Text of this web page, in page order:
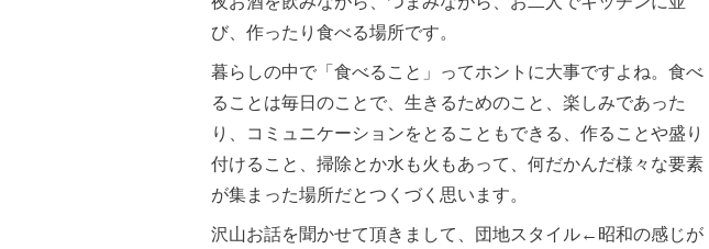
び、作ったり食べる場所です。
暮らしの中で「食べること」ってホントに大事ですよね。食べ
ることは毎日のことで、生きるためのこと、楽しみであった
り、コミュニケーションをとることもできる、作ることや盛り
付けること、掃除とか水も火もあって、何だかんだ様々な要素
が集まった場所だとつくづく思います。
沢山お話を聞かせて頂きまして、団地スタイル←昭和の感じが